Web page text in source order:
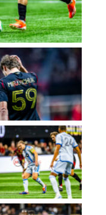
No Caption
No Caption